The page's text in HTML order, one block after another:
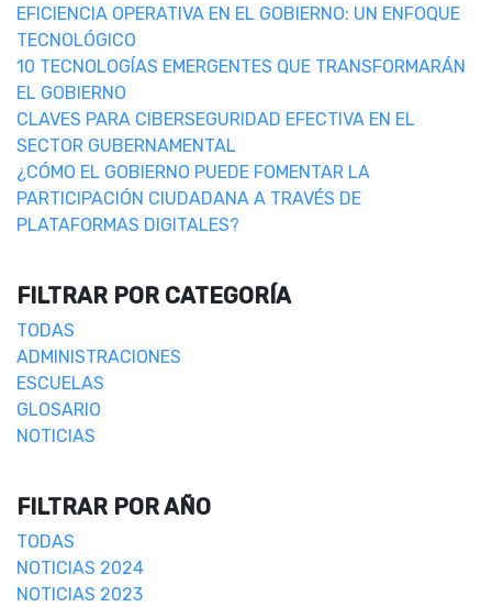
EFICIENCIA OPERATIVA EN EL GOBIERNO: UN ENFOQUE
TECNOLÓGICO
10 TECNOLOGÍAS EMERGENTES QUE TRANSFORMARÁN
EL GOBIERNO
CLAVES PARA CIBERSEGURIDAD EFECTIVA EN EL
SECTOR GUBERNAMENTAL
¿CÓMO EL GOBIERNO PUEDE FOMENTAR LA
PARTICIPACIÓN CIUDADANA A TRAVÉS DE
PLATAFORMAS DIGITALES?
FILTRAR POR CATEGORÍA
TODAS
ADMINISTRACIONES
ESCUELAS
GLOSARIO
NOTICIAS
FILTRAR POR AÑO
TODAS
NOTICIAS 2024
NOTICIAS 2023